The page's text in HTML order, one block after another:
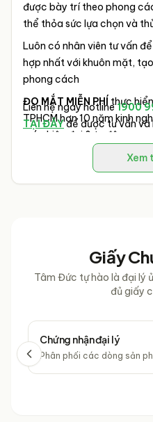
được bày trí theo phong
thể thỏa sức lựa chọn và
Luôn có nhân viên tư vấn
hợp nhất với khuôn mặt,
phong cách
ĐO MẮT MIỄN PHÍ thực
TPHCM hơn 10 năm kinh
móc hiện đại & tự động.
Liên hệ ngay hotline 1900
TẠI ĐÂYđể được tư vấn
Xem
Giấy
Tâm Đức tự hào là đại lý
đủ giấy
Chứng nhận đại lý
Phân phối các dòng sản